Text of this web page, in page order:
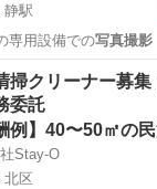
静駅
専用設備での写真撮影
静駅 その他
掃クリーナー募
委託
Stay-O
北区